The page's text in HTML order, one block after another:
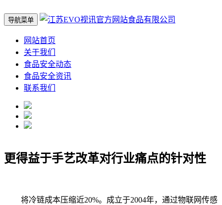
导航菜单
网站首页
关于我们
食品安全动态
食品安全资讯
联系我们
更得益于手艺改革对行业痛点的针对性
将冷链成本压缩近20%。成立于2004年，通过物联网传感